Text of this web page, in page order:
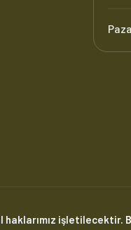
haklarımız işletilecektir.